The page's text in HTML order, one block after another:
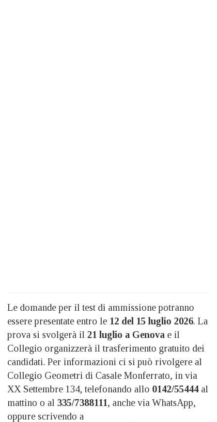
Le domande per il test di ammissione potranno
essere presentate entro le 12 del 15 luglio 2026. La
prova si svolgerà il 21 luglio a Genova e il
Collegio organizzerà il trasferimento gratuito dei
candidati. Per informazioni ci si può rivolgere al
Collegio Geometri di Casale Monferrato, in via
XX Settembre 134, telefonando allo 0142/55444 al
mattino o al 335/7388111, anche via WhatsApp,
oppure scrivendo a